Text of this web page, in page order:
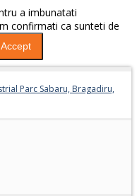
a imbunatati
confirmati ca sunteti de
Accept
Parc Sabaru, Bragadiru,